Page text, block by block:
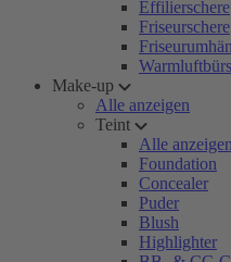
Effilierschere
Friseurschere
Make-up
Alle anzeigen
Teint
Alle anzeigen
Foundation
Concealer
Puder
Blush
Highlighter